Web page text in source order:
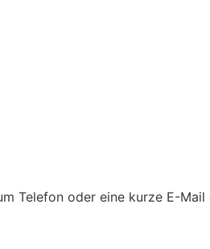
Telefon oder eine kurze E-